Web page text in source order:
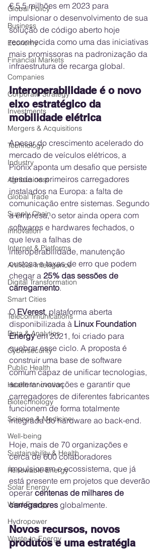
Global Policy
Business
Economy
Financial Markets
Companies
Corporate Strategy
Investments
Mergers & Acquisitions
Technology
Industry
Agribusiness
Global Trade
Supply Chain
Innovation
Internet & Platforms
Artificial Intelligence
Digital Transformation
Smart Cities
Telecommunications
Data & Analytics
Cybersecurity
Public Health
Health Innovation
Biotechnology
Science & Medicine
Well-being
Sustainability & Health
Renewable Energy
Solar Energy
Wind Energy
Hydropower
Waste-to-Energy
€ 5,5 milhões em 2023 para
impulsionar o desenvolvimento de sua
solução de código aberto hoje
reconhecida como uma das iniciativas
mais promissoras na padronização da
infraestrutura de recarga global.
Interoperabilidade é o novo
eixo estratégico da
mobilidade elétrica
Apesar do crescimento acelerado do
mercado de veículos elétricos, a
Pionix aponta um desafio que persiste
desde os primeiros carregadores
instalados na Europa: a falta de
comunicação entre sistemas. Segundo
a empresa, o setor ainda opera com
softwares e hardwares fechados, o
que leva a falhas de
interoperabilidade, manutenção
custosa e taxas de erro que podem
chegar a 25% das sessões de
carregamento.
O EVerest, plataforma aberta
disponibilizada à Linux Foundation
Energy em 2021, foi criado para
quebrar esse ciclo. A proposta é
construir uma base de software
comum capaz de unificar tecnologias,
acelerar inovações e garantir que
carregadores de diferentes fabricantes
funcionem de forma totalmente
integrada do hardware ao back-end.
Hoje, mais de 70 organizações e
cerca de 600 colaboradores
impulsionam o ecossistema, que já
está presente em projetos que deverão
operar centenas de milhares de
carregadores globalmente.
Novos recursos, novos
produtos e uma estratégia